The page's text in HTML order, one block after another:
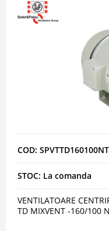
COD:
STOC: La comanda
VENTILATOARE
TD MIXVENT -160/100